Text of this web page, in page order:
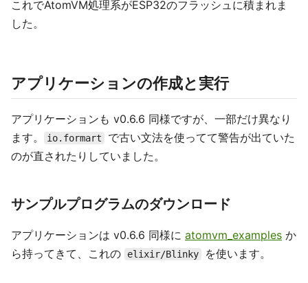
これでAtomVM処理系がESP32のフラッシュに積まれま
した。
アプリケーションの作成と実行
アプリケーションも v0.6.6 同様ですが、一部だけ異なり
ます。
io.formart
で古い文法を使ってて警告が出ていた
のが直されたりしていました。
サンプルプログラムのダウンロード
アプリケーションは v0.6.6 同様に atomvm_examples か
ら持ってきて、これの
elixir/Blinky を使います。